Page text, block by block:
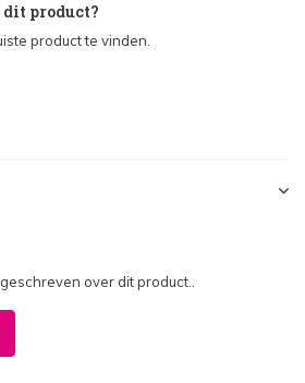
dit product?
product te vinden.
over dit product..